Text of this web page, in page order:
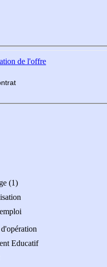
de l'offre
(1)
Educatif